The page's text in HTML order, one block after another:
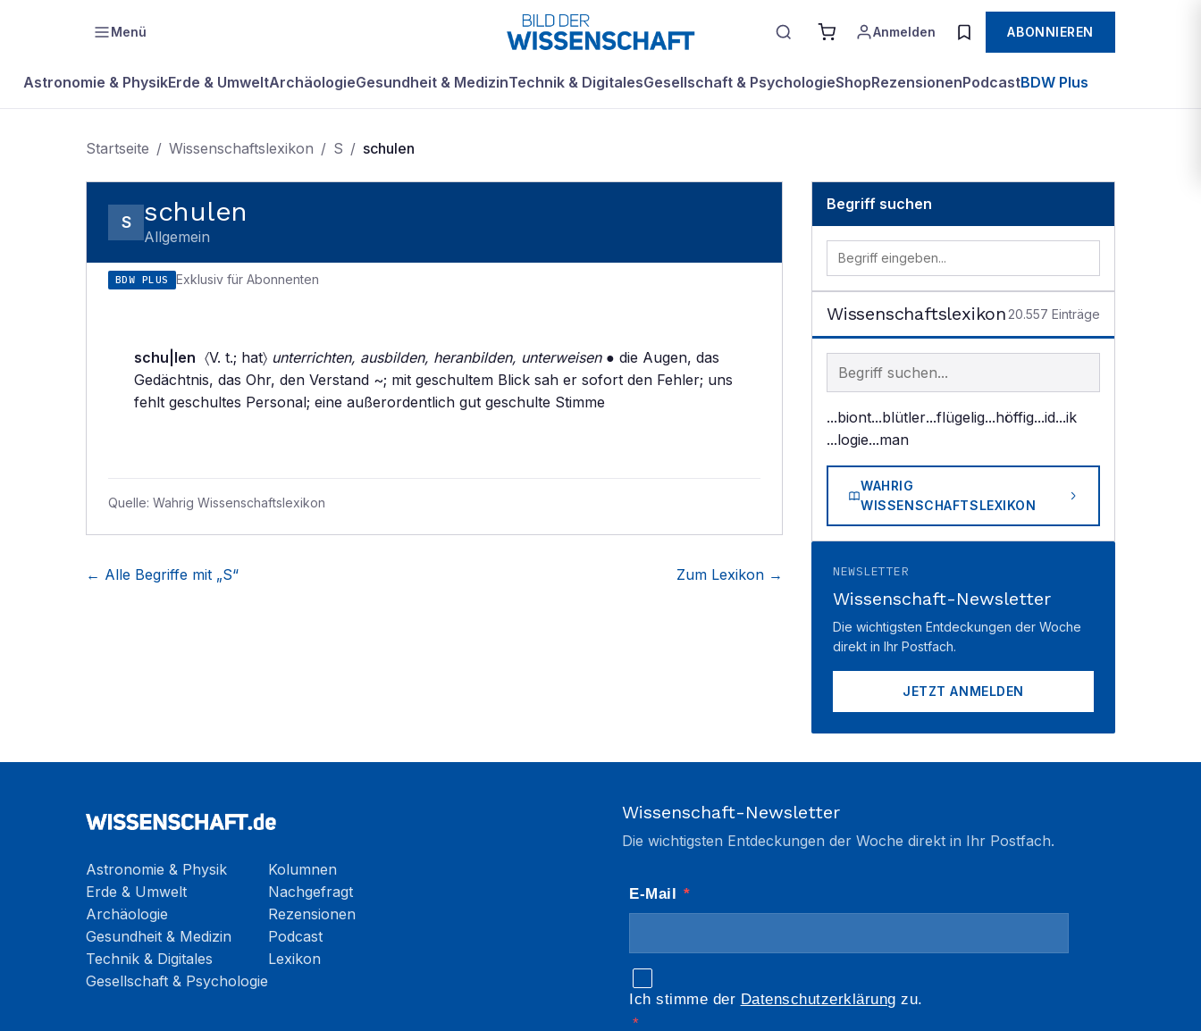
Menü Anmelden ABONNIEREN
Astronomie & PhysikErde & UmweltArchäologieGesundheit & MedizinTechnik & DigitalesGesellschaft & PsychologieShopRezensionenPodcastBDW Plus
Startseite / Wissenschaftslexikon / S / schulen
S schulen
Allgemein
BDW PLUS Exklusiv für Abonnenten
schu|len 〈V. t.; hat〉 unterrichten, ausbilden, heranbilden, unterweisen● die Augen, das
Gedächtnis, das Ohr, den Verstand ~; mit geschultem Blick sah er sofort den Fehler; uns
fehlt geschultes Personal; eine außerordentlich gut geschulte Stimme
Quelle: Wahrig Wissenschaftslexikon
← Alle Begriffe mit „S“ Zum Lexikon →
Begriff suchen
Wissenschaftslexikon 20.557 Einträge
Begriff im Lexikon suchen
...biont...blütler...flügelig...höffig...id...ik
...logie...man
WAHRIG
WISSENSCHAFTSLEXIKON
NEWSLETTER
Wissenschaft-Newsletter
Die wichtigsten Entdeckungen der Woche
direkt in Ihr Postfach.
JETZT ANMELDEN
Astronomie & Physik
Erde & Umwelt
Archäologie
Gesundheit & Medizin
Technik & Digitales
Gesellschaft & Psychologie
Kolumnen
Nachgefragt
Rezensionen
Podcast
Lexikon
Wissenschaft-Newsletter
Die wichtigsten Entdeckungen der Woche direkt in Ihr Postfach.